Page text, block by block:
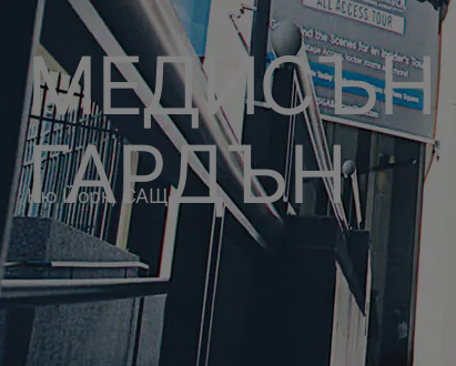
МЕДИСЪН
ГАРДЪН
Ню Йорк, САЩ